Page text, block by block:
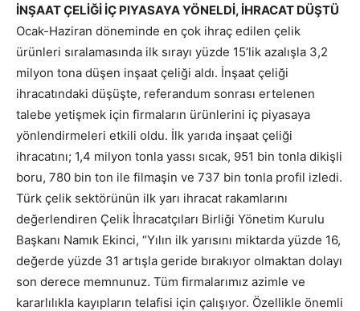
İNŞAAT ÇELİĞİ İÇ PIYASAYA YÖNELDİ, İHRACAT DÜŞTÜ
Ocak-Haziran döneminde en çok ihraç edilen çelik
ürünleri sıralamasında ilk sırayı yüzde 15’lik azalışla 3,2
milyon tona düşen inşaat çeliği aldı. İnşaat çeliği
ihracatındaki düşüşte, referandum sonrası ertelenen
talebe yetişmek için firmaların ürünlerini iç piyasaya
yönlendirmeleri etkili oldu. İlk yarıda inşaat çeliği
ihracatını; 1,4 milyon tonla yassı sıcak, 951 bin tonla dikişli
boru, 780 bin ton ile filmaşin ve 737 bin tonla profil izledi.
Türk çelik sektörünün ilk yarı ihracat rakamlarını
değerlendiren Çelik İhracatçıları Birliği Yönetim Kurulu
Başkanı Namık Ekinci, “Yılın ilk yarısını miktarda yüzde 16,
değerde yüzde 31 artışla geride bırakıyor olmaktan dolayı
son derece memnunuz. Tüm firmalarımız azimle ve
kararlılıkla kayıpların telafisi için çalışıyor. Özellikle önemli